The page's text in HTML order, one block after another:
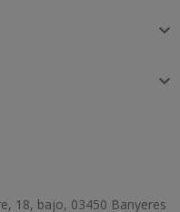


18, bajo, 03450 Banyeres